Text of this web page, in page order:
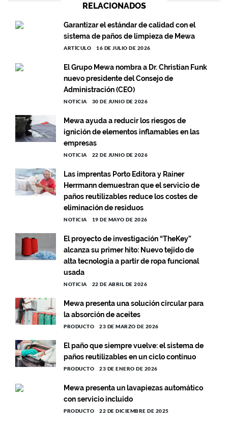
RELACIONADOS
Garantizar el estándar de calidad con el
sistema de paños de limpieza de Mewa
ARTÍCULO 16 DE JULIO DE 2026
El Grupo Mewa nombra a Dr. Christian Funk
nuevo presidente del Consejo de
Administración (CEO)
NOTICIA 30 DE JUNIO DE 2026
Mewa ayuda a reducir los riesgos de
ignición de elementos inflamables en las
empresas
NOTICIA 22 DE JUNIO DE 2026
Las imprentas Porto Editora y Rainer
Herrmann demuestran que el servicio de
paños reutilizables reduce los costes de
eliminación de residuos
NOTICIA 19 DE MAYO DE 2026
El proyecto de investigación “TheKey”
alcanza su primer hito: Nuevo tejido de
alta tecnología a partir de ropa funcional
usada
NOTICIA 22 DE ABRIL DE 2026
Mewa presenta una solución circular para
la absorción de aceites
PRODUCTO 23 DE MARZO DE 2026
El paño que siempre vuelve: el sistema de
paños reutilizables en un ciclo continuo
PRODUCTO 23 DE ENERO DE 2026
Mewa presenta un lavapiezas automático
con servicio incluido
PRODUCTO 22 DE DICIEMBRE DE 2025